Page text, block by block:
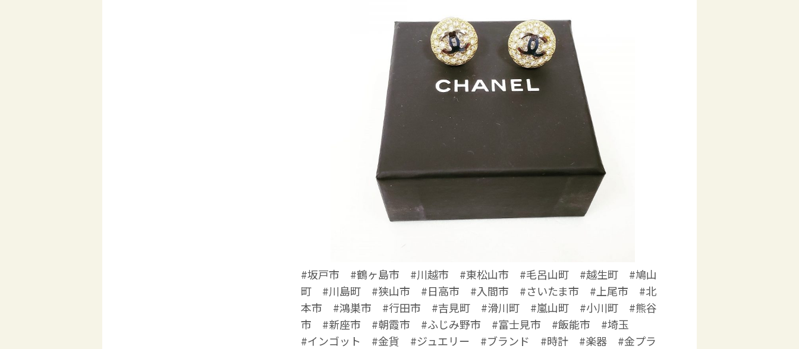
#坂戸市 #鶴ヶ島市 #川越市 #東松山市 #毛呂山町 #越生町 #鳩山
町 #川島町 #狭山市 #日高市 #入間市 #さいたま市 #上尾市 #北
本市 #鴻巣市 #行田市 #吉見町 #滑川町 #嵐山町 #小川町 #熊谷
市 #新座市 #朝霞市 #ふじみ野市 #富士見市 #飯能市 #埼玉
#インゴット #金貨 #ジュエリー #ブランド #時計 #楽器 #金プラ